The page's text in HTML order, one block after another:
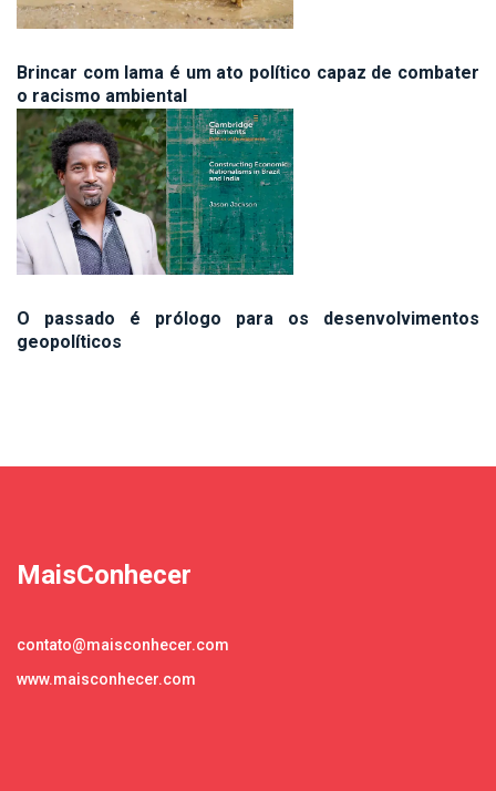
Brincar com lama é um ato político capaz de combater
o racismo ambiental
O passado é prólogo para os desenvolvimentos
geopolíticos
MaisConhecer
contato@maisconhecer.com
www.maisconhecer.com